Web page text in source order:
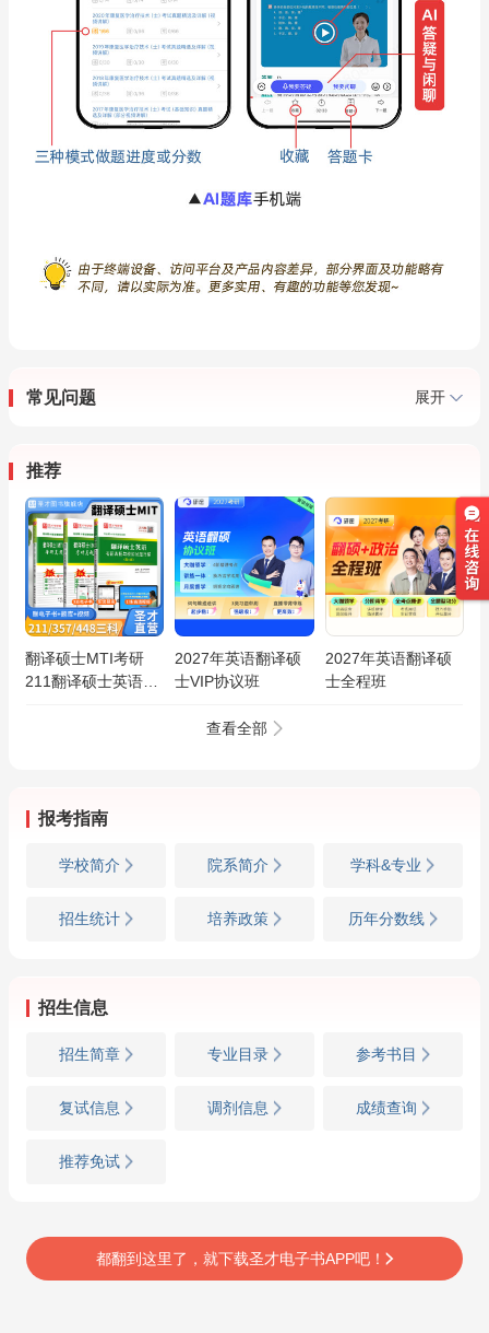
常见问题 展开
推荐
翻译硕士MTI考研
211翻译硕士英语
2027年英语翻译硕
士VIP协议班
2027年英语翻译硕
士全程班
查看全部
报考指南
学校简介 院系简介 学科&专业
招生统计 培养政策 历年分数线
招生信息
招生简章 专业目录 参考书目
复试信息 调剂信息 成绩查询
推荐免试
都翻到这里了，就下载圣才电子书APP吧！